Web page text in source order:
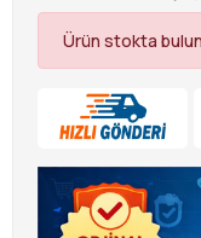
Ürün stokta